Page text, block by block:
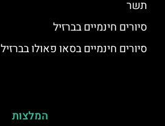
תשר
סיורים חינמיים בברזיל
סיורים חינמיים בסאו פאולו בברזיל
המלצות